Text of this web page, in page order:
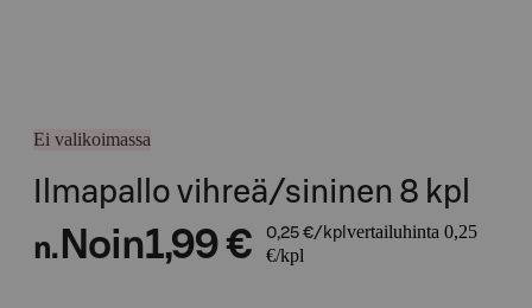
Ei valikoimassa
Ilmapallo vihreä/sininen 8 kpl
n. Noin1,99 € 0,25 €/kpl vertailuhinta 0,25
€/kpl